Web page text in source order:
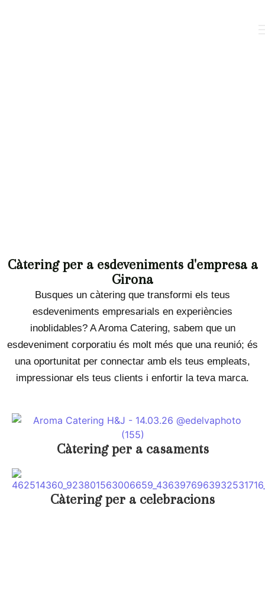
Càtering per a esdeveniments d'empresa a
Girona
Busques un càtering que transformi els teus
esdeveniments empresarials en experiències
inoblidables? A Aroma Catering, sabem que un
esdeveniment corporatiu és molt més que una reunió; és
una oportunitat per connectar amb els teus empleats,
impressionar els teus clients i enfortir la teva marca.
Càtering per a casaments
Càtering per a celebracions